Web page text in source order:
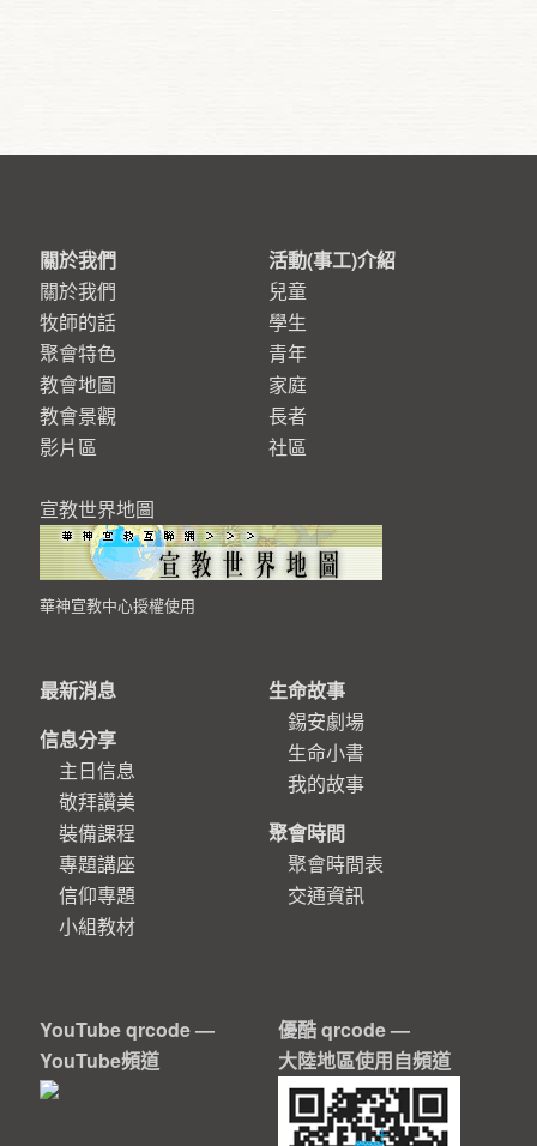
關於我們
關於我們
牧師的話
聚會特色
教會地圖
教會景觀
影片區
宣教世界地圖
華神宣教中心授權使用
活動(事工)介紹
兒童
學生
青年
家庭
長者
社區
最新消息
信息分享
主日信息
敬拜讚美
裝備課程
專題講座
信仰專題
小組教材
生命故事
錫安劇場
生命小書
我的故事
聚會時間
聚會時間表
交通資訊
YouTube qrcode —
YouTube頻道
優酷 qrcode —
大陸地區使用自頻道